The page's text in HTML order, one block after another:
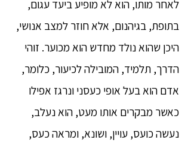
לאחר מותו, הוא לא מופיע ביעד עגום,
בתופת, בגיהנום, אלא חוזר למצב אנושי,
היכן שהוא נולד מחדש הוא מכוער. זוהי
הדרך, תלמיד, המובילה לכיעור, כלומר,
אדם הוא בעל אופי כעסני ונרגז אפילו
כאשר מבקרים אותו מעט, הוא נעלב,
נעשה כועס, עויין, ושונא, ומראה כעס,